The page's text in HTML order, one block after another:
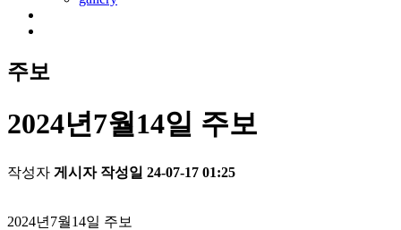
주보
2024년7월14일 주보
작성자 게시자 작성일 24-07-17 01:25
2024년7월14일 주보